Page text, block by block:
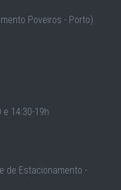
Poveiros - Porto)
e 14:30-19h
de Estacionamento -